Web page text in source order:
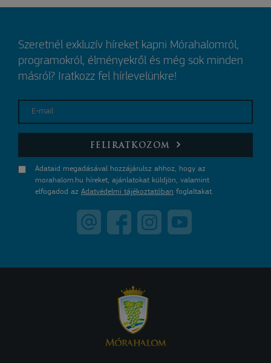
Szeretnél exkluzív híreket kapni Mórahalomról,
programokról, élményekről és még sok minden
másról? Iratkozz fel hírlevelünkre!
E-mail
FELIRATKOZOM
Adataid megadásával hozzájárulsz ahhoz, hogy az
morahalom.hu híreket, ajánlatokat küldjön, valamint
elfogadod az Adatvédelmi tájékoztatóban foglaltakat.